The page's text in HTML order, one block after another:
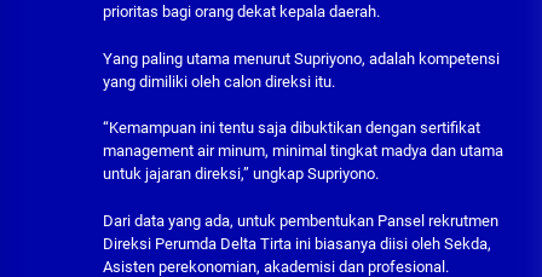
prioritas bagi orang dekat kepala daerah.
Yang paling utama menurut Supriyono, adalah kompetensi
yang dimiliki oleh calon direksi itu.
“Kemampuan ini tentu saja dibuktikan dengan sertifikat
management air minum, minimal tingkat madya dan utama
untuk jajaran direksi,” ungkap Supriyono.
Dari data yang ada, untuk pembentukan Pansel rekrutmen
Direksi Perumda Delta Tirta ini biasanya diisi oleh Sekda,
Asisten perekonomian, akademisi dan profesional.